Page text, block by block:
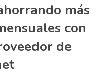
más
con
de